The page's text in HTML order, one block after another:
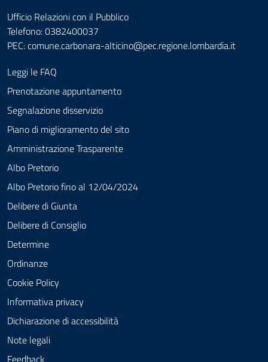
Ufficio Relazioni con il Pubblico
Telefono: 0382400037
PEC:comune.carbonara-alticino@pec.regione.lombardia.it
Leggi le FAQ
Prenotazione appuntamento
Segnalazione disservizio
Piano di miglioramento del sito
Amministrazione Trasparente
Albo Pretorio
Albo Pretorio fino al 12/04/2024
Delibere di Giunta
Delibere di Consiglio
Determine
Ordinanze
Cookie Policy
Informativa privacy
Dichiarazione di accessibilità
Note legali
Feedback